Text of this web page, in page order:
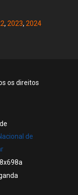
, 2023, 2024
os direitos